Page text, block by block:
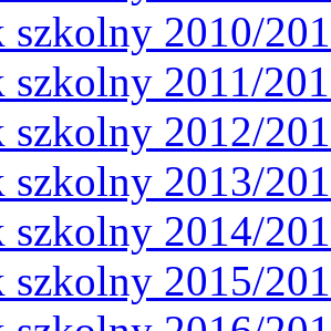
szkolny 2010/
szkolny 2011/
szkolny 2012/
szkolny 2013/
szkolny 2014/
szkolny 2015/